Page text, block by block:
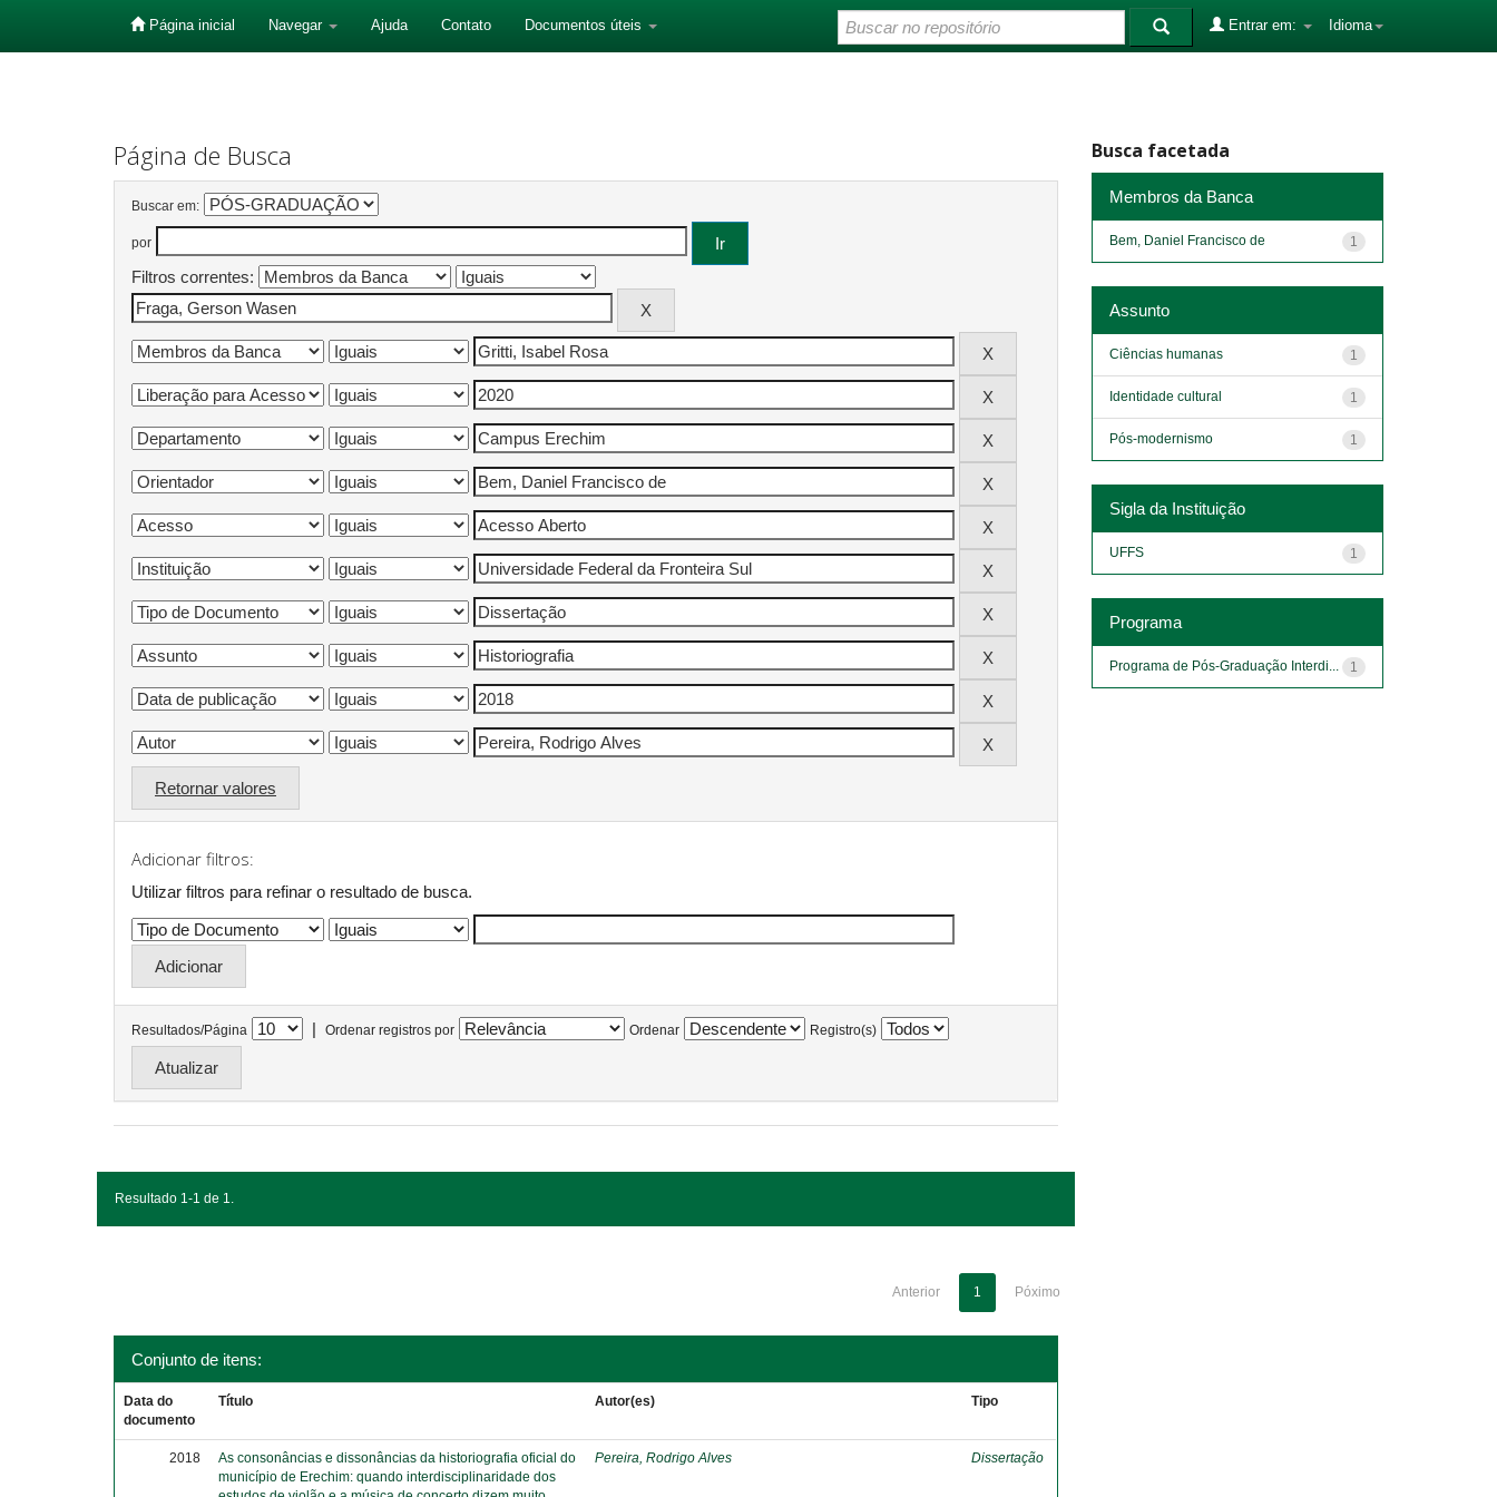
Página inicial Navegar Ajuda Contato Documentos úteis Idioma
Entrar em:
Página de Busca
Buscar em:
por
Filtros correntes:
Retornar valores
Adicionar filtros:
Utilizar filtros para refinar o resultado de busca.
Resultados/Página | Ordenar registros por Ordenar Registro(s)
Resultado 1-1 de 1.
Anterior 1 Póximo
Conjunto de itens:
Data do
documento
Título Autor(es) Tipo
2018
As consonâncias e dissonâncias da historiografia oficial do
município de Erechim: quando interdisciplinaridade dos
Pereira, Rodrigo Alves Dissertação
Busca facetada
Membros da Banca
1
Bem, Daniel Francisco de
Assunto
1
Ciências humanas
1
Identidade cultural
1
Pós-modernismo
Sigla da Instituição
1
UFFS
Programa
1
Programa de Pós-Graduação Interdi...